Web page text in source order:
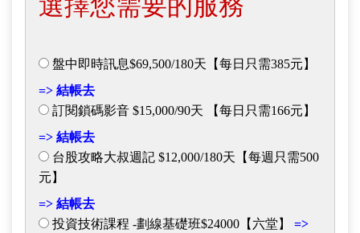
選擇您需要的服務
盤中即時訊息$69,500/180天【每日只需385元】
=> 結帳去
訂閱鎖碼影音 $15,000/90天 【每日只需166元】
=> 結帳去
台股攻略大叔週記 $12,000/180天【每週只需500
元】
=> 結帳去
投資技術課程 -劃線基礎班$24000【六堂】
=>